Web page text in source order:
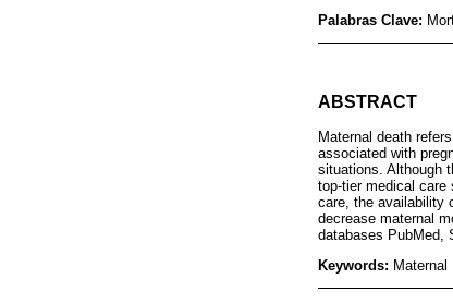
Palabras Clave:
ABSTRACT
Maternal death
associated with
situations. Although
top-tier medical care
care, the availability
decrease maternal
databases PubMed,
Keywords: